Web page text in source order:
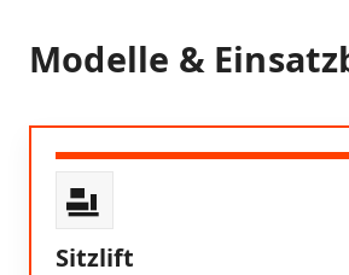
Modelle &
Sitzlift